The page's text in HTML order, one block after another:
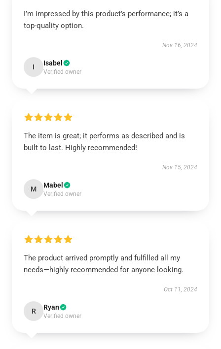
I’m impressed by this product’s performance; it’s a
top-quality option.
Nov 16, 2024
I Isabel
Verified owner
The item is great; it performs as described and is
built to last. Highly recommended!
Nov 15, 2024
M Mabel
Verified owner
The product arrived promptly and fulfilled all my
needs—highly recommended for anyone looking.
Oct 11, 2024
R Ryan
Verified owner